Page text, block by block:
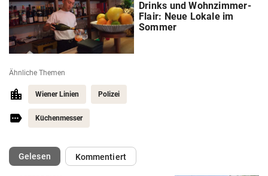
Drinks und Wohnzimmer-
Flair: Neue Lokale im
Sommer
Ähnliche Themen
Wiener Linien Polizei
Küchenmesser
Gelesen(ausgewählt)Kommentiert